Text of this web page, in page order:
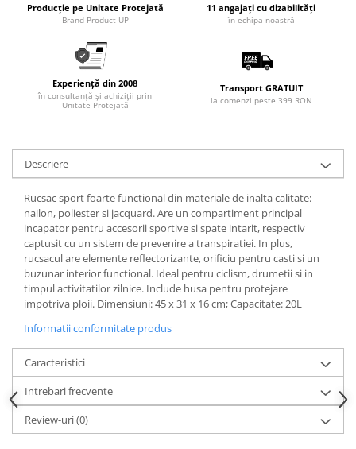
Producție pe Unitate Protejată
Brand Product UP
11 angajați cu dizabilități
în echipa noastră
Experiență din 2008
în consultanță și achiziții prin
Unitate Protejată
Transport GRATUIT
la comenzi peste 399 RON
Descriere
Rucsac sport foarte functional din materiale de inalta calitate:
nailon, poliester si jacquard. Are un compartiment principal
incapator pentru accesorii sportive si spate intarit, respectiv
captusit cu un sistem de prevenire a transpiratiei. In plus,
rucsacul are elemente reflectorizante, orificiu pentru casti si un
buzunar interior functional. Ideal pentru ciclism, drumetii si in
timpul activitatilor zilnice. Include husa pentru protejare
impotriva ploii. Dimensiuni: 45 x 31 x 16 cm; Capacitate: 20L
Informatii conformitate produs
Caracteristici
Intrebari frecvente
Review-uri(0)